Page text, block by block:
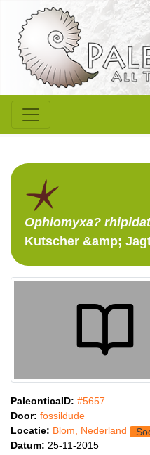
Ophiomyxa?
Kutscher &amp;
PaleonticaID: #5657
Door: fossildude
Locatie: Blom, Nederland
Datum: 25-11-2015